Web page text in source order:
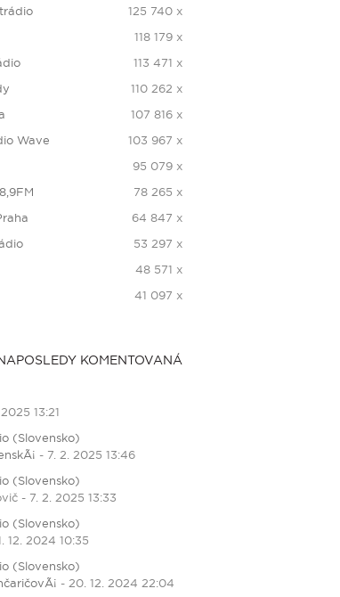
125 740 x
118 179 x
113 471 x
110 262 x
107 816 x
Wave
103 967 x
95 079 x
78 265 x
64 847 x
53 297 x
48 571 x
41 097 x
KOMENTOVANÁ
13:21
(Slovensko)
- 7. 2. 2025 13:46
(Slovensko)
- 7. 2. 2025 13:33
(Slovensko)
12. 2024 10:35
(Slovensko)
- 20. 12. 2024 22:04